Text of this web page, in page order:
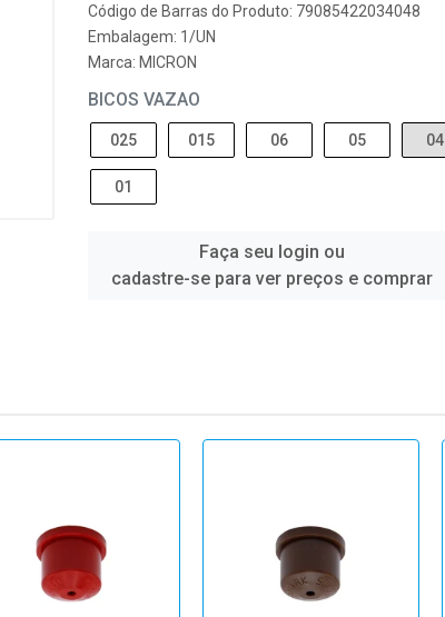
Código de Barras do Produto: 79085422034048
Embalagem: 1/UN
Marca: MICRON
BICOS VAZAO
025 015 06 05 04
01
Faça seu login ou
cadastre-se para ver preços e comprar